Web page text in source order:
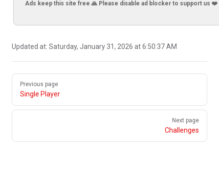
Ads keep this site free 🙏 Please disable ad blocker to support us ❤️
Updated at: Saturday, January 31, 2026 at 6:50:37 AM
Pager
Previous page
Single Player
Next page
Challenges